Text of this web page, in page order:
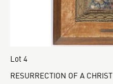
Lot 4
RESURRECTION OF A CHRIST